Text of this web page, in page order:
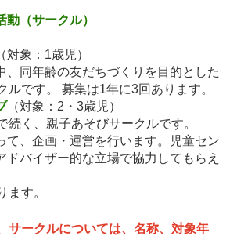
（サークル）
対象：1歳児）
、同年齢の友だちづくりを目的とした
ルです。 募集は1年に3回あります。
（対象：2・3歳児）
続く、親子あそびサークルです。
て、企画・運営を行います。児童セン
ドバイザー的な立場で協力してもらえ
ます。
サークルについては、名称、対象年